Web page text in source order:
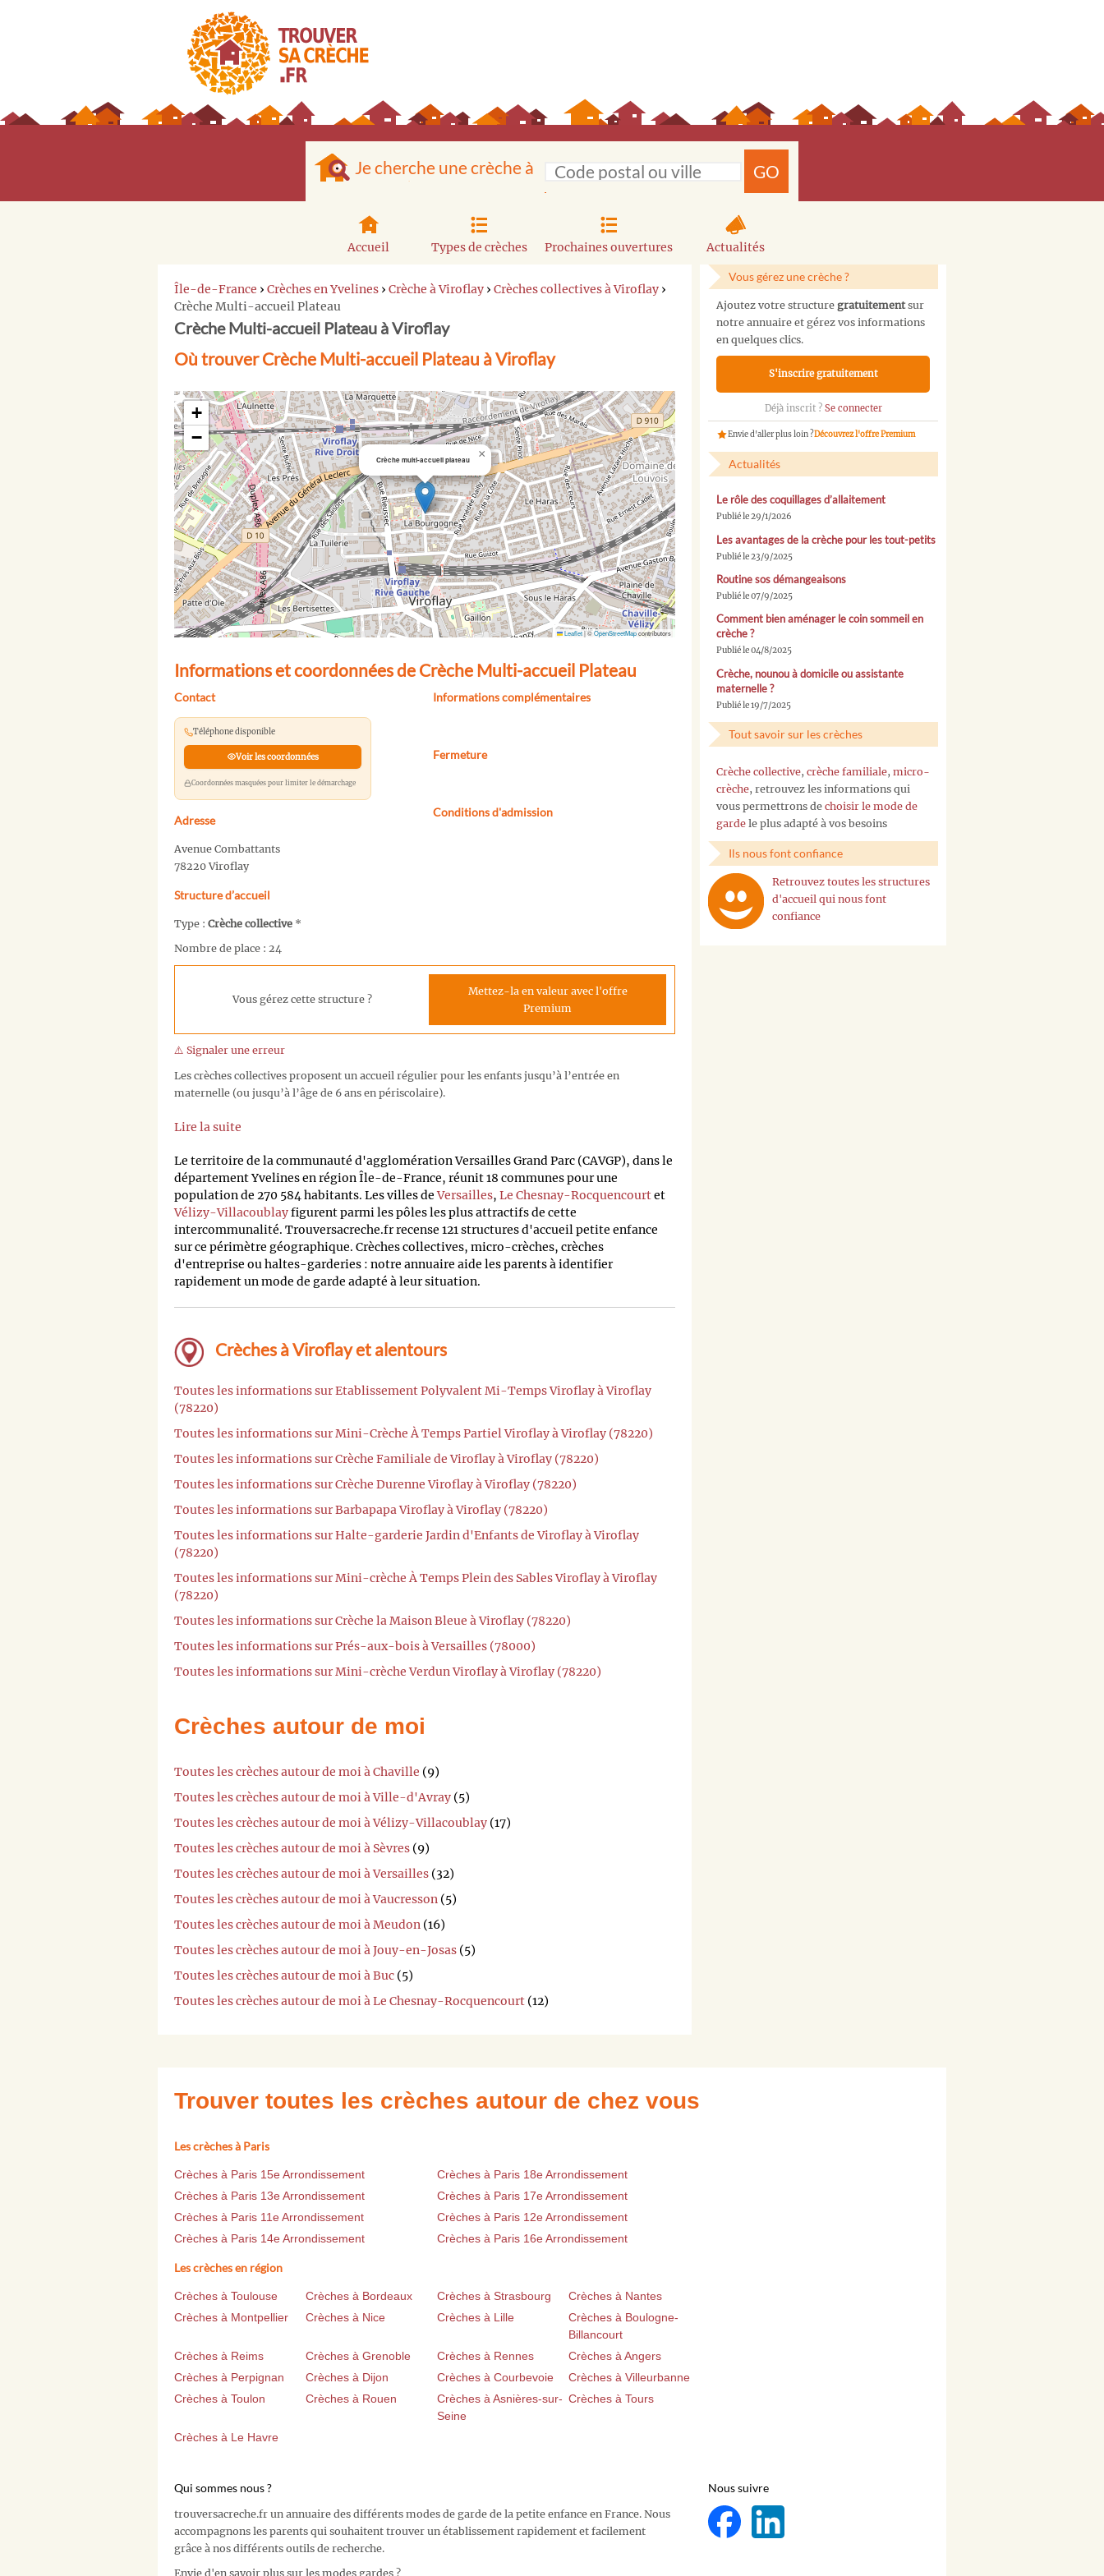
Je cherche une crèche à GO
Accueil Types de crèches Prochaines ouvertures Actualités
Île-de-France › Crèches en Yvelines › Crèche à Viroflay › Crèches collectives à Viroflay ›
Crèche Multi-accueil Plateau
Crèche Multi-accueil Plateau à Viroflay
Où trouver Crèche Multi-accueil Plateau à Viroflay
Crèche multi-accueil plateau ×
+
−
Leaflet|©OpenStreetMapcontributors
Informations et coordonnées de Crèche Multi-accueil Plateau
Contact
Téléphone disponible
Voir les coordonnées
Coordonnées masquées pour limiter le démarchage
Adresse
Avenue Combattants
78220 Viroflay
Structure d’accueil
Type : Crèche collective *
Nombre de place : 24
Informations complémentaires
Fermeture
Conditions d'admission
Vous gérez cette structure ?
Mettez-la en valeur avec l'offre
Premium
⚠️ Signaler une erreur
Les crèches collectives proposent un accueil régulier pour les enfants jusqu’à l’entrée en
maternelle (ou jusqu’à l’âge de 6 ans en périscolaire).
Lire la suite
Le territoire de la communauté d'agglomération Versailles Grand Parc (CAVGP), dans le
département Yvelines en région Île-de-France, réunit 18 communes pour une
population de 270 584 habitants. Les villes deVersailles, Le Chesnay-Rocquencourtet
Vélizy-Villacoublayfigurent parmi les pôles les plus attractifs de cette
intercommunalité. Trouversacreche.fr recense 121 structures d'accueil petite enfance
sur ce périmètre géographique. Crèches collectives, micro-crèches, crèches
d'entreprise ou haltes-garderies : notre annuaire aide les parents à identifier
rapidement un mode de garde adapté à leur situation.
Crèches à Viroflay et alentours
Toutes les informations sur Etablissement Polyvalent Mi-Temps Viroflay à Viroflay
(78220)
Toutes les informations sur Mini-Crèche À Temps Partiel Viroflay à Viroflay (78220)
Toutes les informations sur Crèche Familiale de Viroflay à Viroflay (78220)
Toutes les informations sur Crèche Durenne Viroflay à Viroflay (78220)
Toutes les informations sur Barbapapa Viroflay à Viroflay (78220)
Toutes les informations sur Halte-garderie Jardin d'Enfants de Viroflay à Viroflay
(78220)
Toutes les informations sur Mini-crèche À Temps Plein des Sables Viroflay à Viroflay
(78220)
Toutes les informations sur Crèche la Maison Bleue à Viroflay (78220)
Toutes les informations sur Prés-aux-bois à Versailles (78000)
Toutes les informations sur Mini-crèche Verdun Viroflay à Viroflay (78220)
Crèches autour de moi
Toutes les crèches autour de moi à Chaville (9)
Toutes les crèches autour de moi à Ville-d'Avray (5)
Toutes les crèches autour de moi à Vélizy-Villacoublay (17)
Toutes les crèches autour de moi à Sèvres (9)
Toutes les crèches autour de moi à Versailles (32)
Toutes les crèches autour de moi à Vaucresson (5)
Toutes les crèches autour de moi à Meudon (16)
Toutes les crèches autour de moi à Jouy-en-Josas (5)
Toutes les crèches autour de moi à Buc (5)
Toutes les crèches autour de moi à Le Chesnay-Rocquencourt (12)
Vous gérez une crèche ?
Ajoutez votre structure gratuitementsur
notre annuaire et gérez vos informations
en quelques clics.
S'inscrire gratuitement
Déjà inscrit ? Se connecter
Envie d'aller plus loin ?Découvrez l'offre Premium
Actualités
Le rôle des coquillages d’allaitement
Publié le 29/1/2026
Les avantages de la crèche pour les tout-petits
Publié le 23/9/2025
Routine sos démangeaisons
Publié le 07/9/2025
Comment bien aménager le coin sommeil en
crèche ?
Publié le 04/8/2025
Crèche, nounou à domicile ou assistante
maternelle ?
Publié le 19/7/2025
Tout savoir sur les crèches
Crèche collective, crèche familiale, micro-
crèche, retrouvez les informations qui
vous permettrons de choisir le mode de
garde le plus adapté à vos besoins
Ils nous font confiance
Retrouvez toutes les structures
d'accueil qui nous font
confiance
Trouver toutes les crèches autour de chez vous
Les crèches à Paris
Crèches à Paris 15e Arrondissement
Crèches à Paris 18e Arrondissement
Crèches à Paris 13e Arrondissement
Crèches à Paris 17e Arrondissement
Crèches à Paris 11e Arrondissement
Crèches à Paris 12e Arrondissement
Crèches à Paris 14e Arrondissement
Crèches à Paris 16e Arrondissement
Les crèches en région
Crèches à Toulouse Crèches à Bordeaux Crèches à Strasbourg
Crèches à Nantes
Crèches à Montpellier
Crèches à Nice Crèches à Lille
Crèches à Boulogne-
Billancourt
Crèches à Reims
Crèches à Grenoble Crèches à Rennes
Crèches à Angers
Crèches à Perpignan
Crèches à Dijon Crèches à Courbevoie
Crèches à Villeurbanne
Crèches à Toulon
Crèches à Rouen
Crèches à Asnières-sur-
Seine
Crèches à Tours
Crèches à Le Havre
Qui sommes nous ?
trouversacreche.fr un annuaire des différents modes de garde de la petite enfance en France. Nous
accompagnons les parents qui souhaitent trouver un établissement rapidement et facilement
grâce à nos différents outils de recherche.
Envie d'en savoir plus sur les modes gardes ?
Nous suivre